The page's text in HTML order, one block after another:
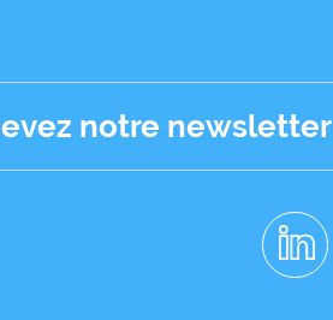
notre newsletter
linkedin